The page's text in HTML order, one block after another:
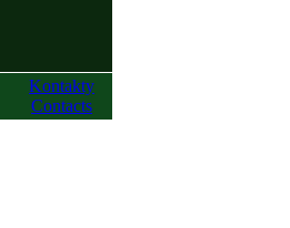
Kontakty
Contacts